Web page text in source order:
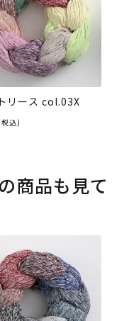
リース col.03X
込)
商品も見て